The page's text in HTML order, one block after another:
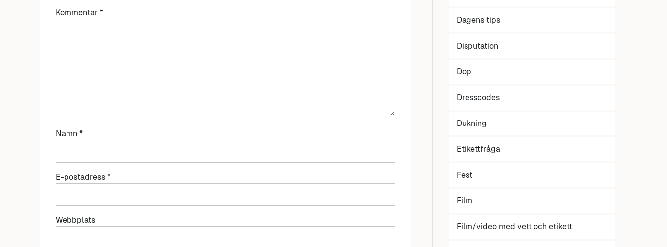
Kommentar *
Namn *
E-postadress *
Webbplats
Dagens tips
Disputation
Dop
Dresscodes
Dukning
Etikettfråga
Fest
Film
Film/video med vett och etikett